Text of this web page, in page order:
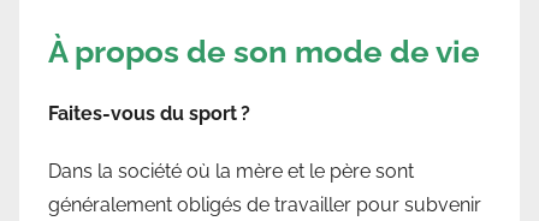
À propos de son mode de vie
Faites-vous du sport ?
Dans la société où la mère et le père sont
généralement obligés de travailler pour subvenir